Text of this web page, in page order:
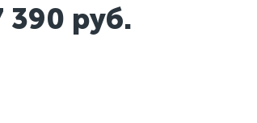
390 руб.